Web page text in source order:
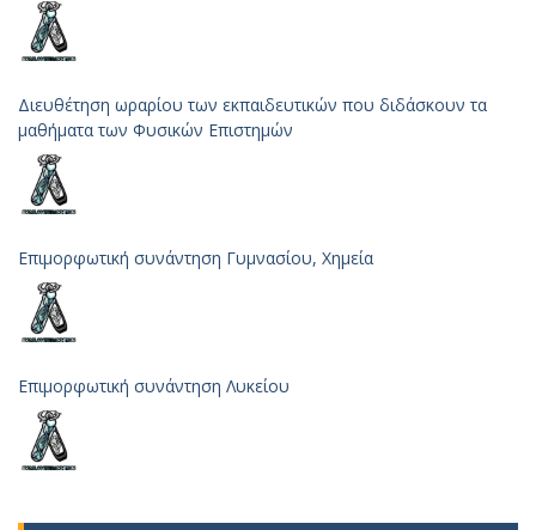
Διευθέτηση ωραρίου των εκπαιδευτικών που διδάσκουν τα
μαθήματα των Φυσικών Επιστημών
Επιμορφωτική συνάντηση Γυμνασίου, Χημεία
Επιμορφωτική συνάντηση Λυκείου